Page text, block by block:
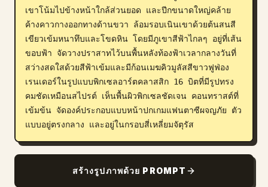
เขาโน้มไปข้างหน้าใกล้ส่วนยอด และปีกขนาดใหญ่คล้าย
ค้างคาวกางออกทางด้านขวา ล้อมรอบเนินเขาด้วยต้นสนสี
เขียวเข้มหนาทึบและโขดหิน โดยมีภูเขาสีฟ้าไกลๆ อยู่ที่เส้น
ขอบฟ้า จัดวางปราสาทไว้บนพื้นหลังท้องฟ้าเวลากลางวันที่
สว่างสดใสด้วยสีฟ้าเข้มและมีก้อนเมฆคิวมูลัสสีขาวฟูฟ่อง
เรนเดอร์ในรูปแบบพิกเซลอาร์ตคลาสสิก 16 บิตที่มีรูปทรง
คมชัดเหมือนสไปรต์ เห็นพื้นผิวพิกเซลชัดเจน คอนทราสต์ที่
เข้มข้น จัดองค์ประกอบแบบหน้าปกเกมแฟนตาซีผจญภัย ตัว
แบบอยู่ตรงกลาง และอยู่ในกรอบสี่เหลี่ยมจัตุรัส
สร้างรูปภาพด้วย PROMPT